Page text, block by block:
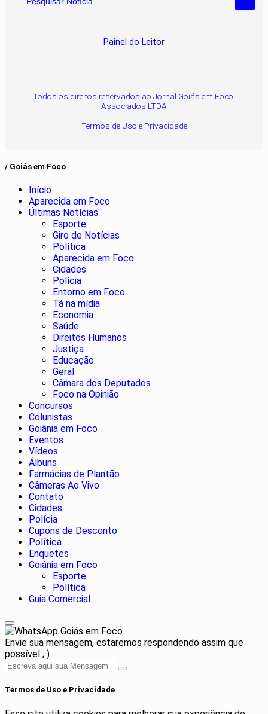
Pesquisar Notícia
Painel do Leitor
Todos os direitos reservados ao Jornal Goiás em Foco
Associados LTDA
Termos de Uso e Privacidade
/ Goiás em Foco
Início
Aparecida em Foco
Últimas Notícias
Esporte
Giro de Notícias
Política
Aparecida em Foco
Cidades
Polícia
Entorno em Foco
Tá na mídia
Economia
Saúde
Direitos Humanos
Justiça
Educação
Geral
Câmara dos Deputados
Foco na Opinião
Concursos
Colunistas
Goiânia em Foco
Eventos
Vídeos
Álbuns
Farmácias de Plantão
Câmeras Ao Vivo
Contato
Cidades
Polícia
Cupons de Desconto
Política
Enquetes
Goiânia em Foco
Esporte
Política
Guia Comercial
Goiás em Foco
Envie sua mensagem, estaremos respondendo assim que
possível ; )
Termos de Uso e Privacidade